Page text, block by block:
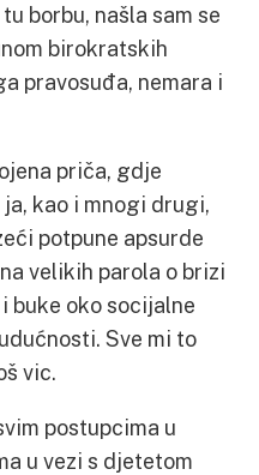
borbu, našla sam se
birokratskih
pravosuđa, nemara i
priča, gdje
kao i mnogi drugi,
potpune apsurde
velikih parola o brizi
buke oko socijalne
Sve mi to
vic.
postupcima u
u vezi s djetetom